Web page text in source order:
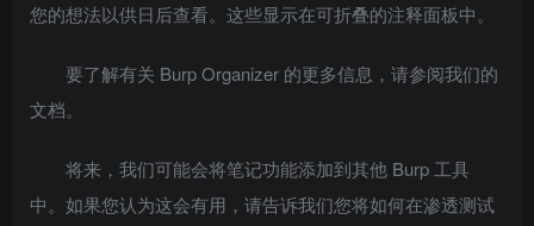
您的想法以供日后查看。这些显示在可折叠的注释面板中。
要了解有关 Burp Organizer 的更多信息，请参阅我们的
文档。
将来，我们可能会将笔记功能添加到其他 Burp 工具
中。如果您认为这会有用，请告诉我们您将如何在渗透测试